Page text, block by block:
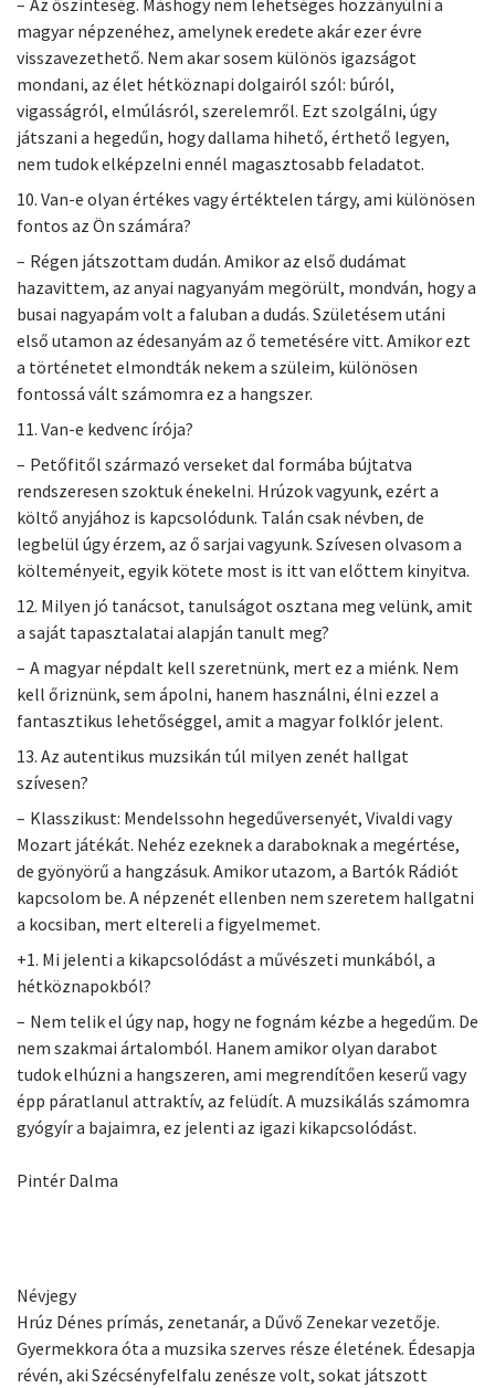
– Az őszinteség. Máshogy nem lehetséges hozzányúlni a
magyar népzenéhez, amelynek eredete akár ezer évre
visszavezethető. Nem akar sosem különös igazságot
mondani, az élet hétköznapi dolgairól szól: búról,
vigasságról, elmúlásról, szerelemről. Ezt szolgálni, úgy
játszani a hegedűn, hogy dallama hihető, érthető legyen,
nem tudok elképzelni ennél magasztosabb feladatot.
10. Van-e olyan értékes vagy értéktelen tárgy, ami különösen
fontos az Ön számára?
– Régen játszottam dudán. Amikor az első dudámat
hazavittem, az anyai nagyanyám megörült, mondván, hogy a
busai nagyapám volt a faluban a dudás. Születésem utáni
első utamon az édesanyám az ő temetésére vitt. Amikor ezt
a történetet elmondták nekem a szüleim, különösen
fontossá vált számomra ez a hangszer.
11. Van-e kedvenc írója?
– Petőfitől származó verseket dal formába bújtatva
rendszeresen szoktuk énekelni. Hrúzok vagyunk, ezért a
költő anyjához is kapcsolódunk. Talán csak névben, de
legbelül úgy érzem, az ő sarjai vagyunk. Szívesen olvasom a
költeményeit, egyik kötete most is itt van előttem kinyitva.
12. Milyen jó tanácsot, tanulságot osztana meg velünk, amit
a saját tapasztalatai alapján tanult meg?
– A magyar népdalt kell szeretnünk, mert ez a miénk. Nem
kell őriznünk, sem ápolni, hanem használni, élni ezzel a
fantasztikus lehetőséggel, amit a magyar folklór jelent.
13. Az autentikus muzsikán túl milyen zenét hallgat
szívesen?
– Klasszikust: Mendelssohn hegedűversenyét, Vivaldi vagy
Mozart játékát. Nehéz ezeknek a daraboknak a megértése,
de gyönyörű a hangzásuk. Amikor utazom, a Bartók Rádiót
kapcsolom be. A népzenét ellenben nem szeretem hallgatni
a kocsiban, mert eltereli a figyelmemet.
+1. Mi jelenti a kikapcsolódást a művészeti munkából, a
hétköznapokból?
– Nem telik el úgy nap, hogy ne fognám kézbe a hegedűm. De
nem szakmai ártalomból. Hanem amikor olyan darabot
tudok elhúzni a hangszeren, ami megrendítően keserű vagy
épp páratlanul attraktív, az felüdít. A muzsikálás számomra
gyógyír a bajaimra, ez jelenti az igazi kikapcsolódást.
Pintér Dalma
Névjegy
Hrúz Dénes prímás, zenetanár, a Dűvő Zenekar vezetője.
Gyermekkora óta a muzsika szerves része életének. Édesapja
révén, aki Szécsényfelfalu zenésze volt, sokat játszott